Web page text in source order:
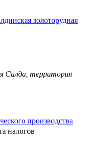
золоторудная
Салда, территория
производства
налогов